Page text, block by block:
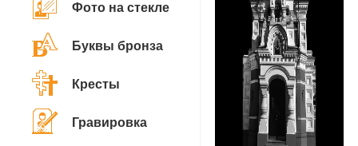
Фото на стекле
Буквы бронза
Кресты
Гравировка